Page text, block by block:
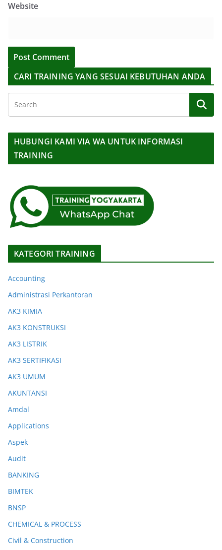
Website
CARI TRAINING YANG SESUAI KEBUTUHAN ANDA
HUBUNGI KAMI VIA WA UNTUK INFORMASI
TRAINING
KATEGORI TRAINING
Accounting
Administrasi Perkantoran
AK3 KIMIA
AK3 KONSTRUKSI
AK3 LISTRIK
AK3 SERTIFIKASI
AK3 UMUM
AKUNTANSI
Amdal
Applications
Aspek
Audit
BANKING
BIMTEK
BNSP
CHEMICAL & PROCESS
Civil & Construction